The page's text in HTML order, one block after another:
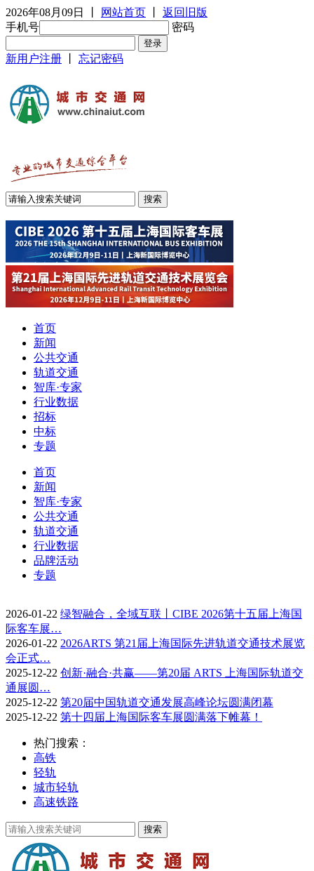
2026年08月09日 网站首页
返回旧版
手机号
密码
新用户注册 忘记密码
首页
新闻
公共交通
轨道交通
智库·专家
行业数据
招标
中标
专题
首页
新闻
智库·专家
公共交通
轨道交通
行业数据
品牌活动
专题
2026-01-22 绿智融合，全域互联丨CIBE 2026第十五届上海国
际客车展…
2026-01-22 2026ARTS 第21届上海国际先进轨道交通技术展览
会正式…
2025-12-22 创新·融合·共赢——第20届 ARTS 上海国际轨道交
通展圆…
2025-12-22 第20届中国轨道交通发展高峰论坛圆满闭幕
2025-12-22 第十四届上海国际客车展圆满落下帷幕！
热门搜索：
高铁
轻轨
城市轻轨
高速铁路